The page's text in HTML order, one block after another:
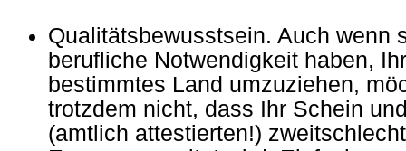
Qualitätsbewusstsein. Auch wenn
berufliche Notwendigkeit haben,
bestimmtes Land umzuziehen,
trotzdem nicht, dass Ihr Schein
(amtlich attestierten!)